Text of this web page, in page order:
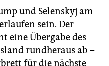
und Selenskyj am
sein. Der
eine Übergabe des
rundheraus ab –
für die nächste